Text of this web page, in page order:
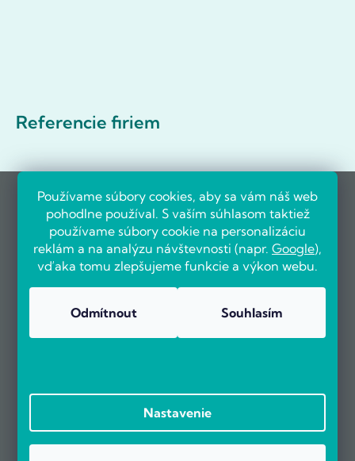
Používame súbory cookies, aby sa vám náš web
pohodlne používal. S vaším súhlasom taktiež
používame súbory cookie na personalizáciu
reklám a na analýzu návštevnosti (napr. Google),
vďaka tomu zlepšujeme funkcie a výkon webu.
Odmítnout Souhlasím
Nastavenie
Referencie firiem